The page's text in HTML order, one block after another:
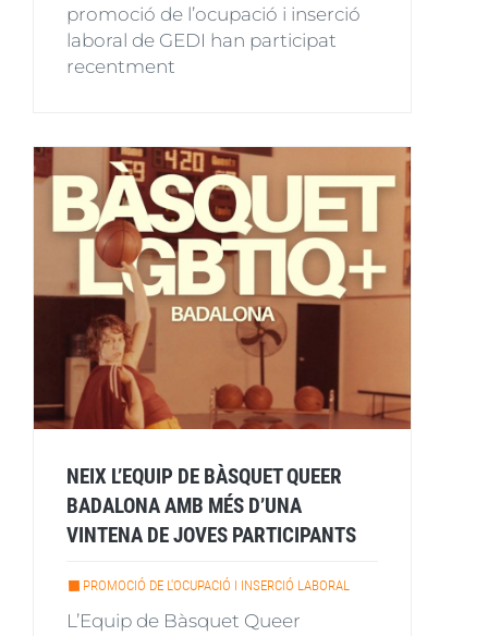
promoció de l’ocupació i inserció
laboral de GEDI han participat
recentment
NEIX L’EQUIP DE BÀSQUET QUEER
BADALONA AMB MÉS D’UNA
VINTENA DE JOVES PARTICIPANTS
PROMOCIÓ DE L'OCUPACIÓ I INSERCIÓ LABORAL
L’Equip de Bàsquet Queer